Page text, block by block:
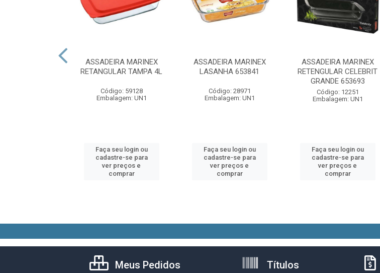
ASSADEIRA MARINEX
RETANGULAR TAMPA 4L
Código: 59128
Embalagem: UN1
Faça seu login ou
cadastre-se para
ver preços e
comprar
ASSADEIRA MARINEX
LASANHA 653841
Código: 28971
Embalagem: UN1
Faça seu login ou
cadastre-se para
ver preços e
comprar
ASSADEIRA MARINEX
RETENGULAR CELEBRIT
GRANDE 653693
Código: 12251
Embalagem: UN1
Faça seu login ou
cadastre-se para
ver preços e
comprar
Meus Pedidos Títulos